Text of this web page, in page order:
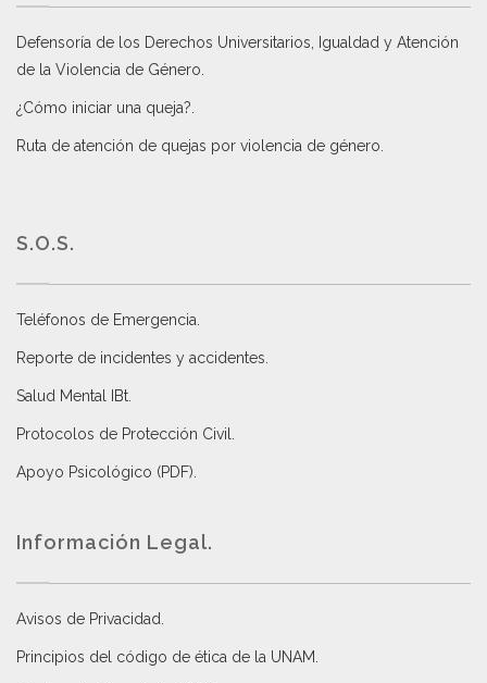
Defensoría de los Derechos Universitarios, Igualdad y Atención
de la Violencia de Género
¿Cómo iniciar una queja?
Ruta de atención de quejas por violencia de género
S.O.S.
Teléfonos de Emergencia.
Reporte de incidentes y accidentes
Salud Mental IBt
Protocolos de Protección Civil
Apoyo Psicológico (PDF)
Información Legal.
Avisos de Privacidad
Principios del código de ética de la UNAM